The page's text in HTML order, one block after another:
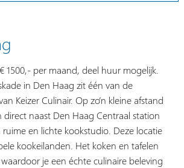
1500,- per maand, deel huur mogelijk.
in Den Haag zit één van de
Keizer Culinair. Op zo’n kleine afstand
naast Den Haag Centraal station
ruime en lichte kookstudio. Deze locatie
kookeilanden. Het koken en tafelen
je een échte culinaire beleving